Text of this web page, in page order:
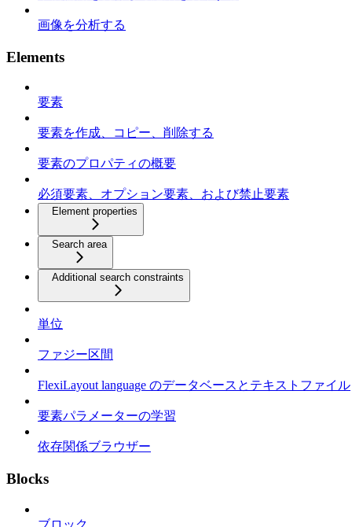
画像を分析する
Elements
要素
要素を作成、コピー、削除する
要素のプロパティの概要
必須要素、オプション要素、および禁止要素
Element properties
Search area
Additional search constraints
単位
ファジー区間
FlexiLayout language のデータベースとテキストファイル
要素パラメーターの学習
依存関係ブラウザー
Blocks
ブロック